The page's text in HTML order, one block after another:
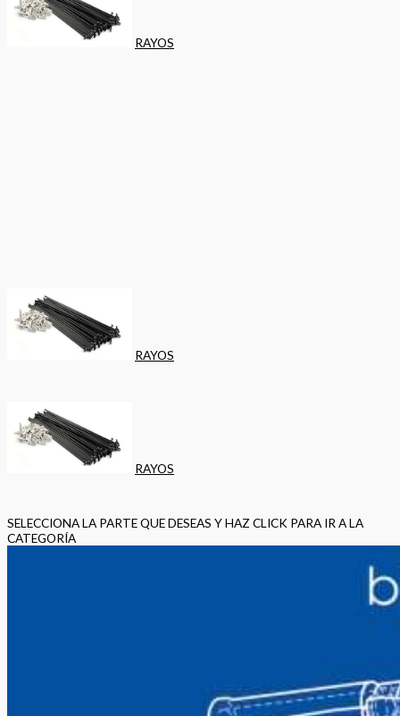
RAYOS
RAYOS
RAYOS
SELECCIONA LA PARTE QUE DESEAS Y HAZ CLICK PARA IR A LA
CATEGORÍA